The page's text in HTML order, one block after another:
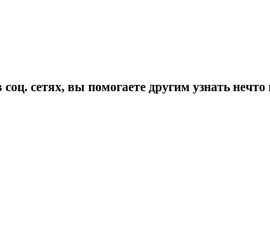
сетях, вы помогаете другим узнать нечто